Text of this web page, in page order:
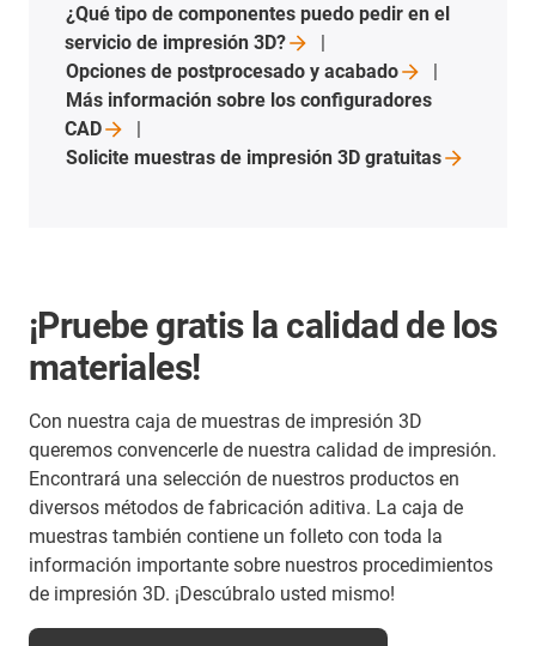
¿Qué tipo de componentes puedo pedir en el
servicio de impresión3D?
Opciones de postprocesado yacabado
Más información sobre los configuradores
CAD
Solicite muestras de impresión 3Dgratuitas
¡Pruebe gratis la calidad de los
materiales!
Con nuestra caja de muestras de impresión 3D
queremos convencerle de nuestra calidad de impresión.
Encontrará una selección de nuestros productos en
diversos métodos de fabricación aditiva. La caja de
muestras también contiene un folleto con toda la
información importante sobre nuestros procedimientos
de impresión 3D. ¡Descúbralo usted mismo!